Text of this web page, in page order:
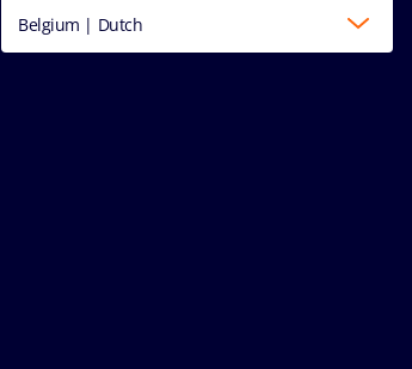
Belgium | Dutch